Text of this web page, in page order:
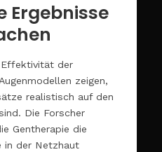
Ergebnisse
Effektivität der
zeigen,
realistisch auf den
Die Forscher
Gentherapie die
in der Netzhaut